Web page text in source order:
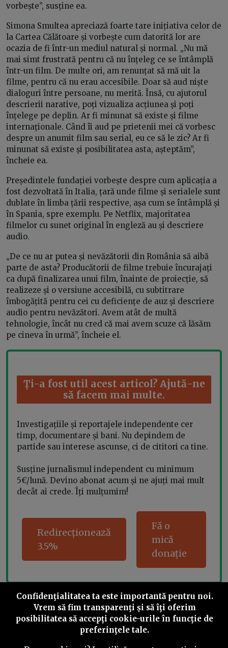
vorbește”, susține ea.
Simona Smultea apreciază foarte tare inițiativa celor de
la Cartea Călătoare și vorbește cum datorită lor are
ocazia de fi într-un mediul natural și normal. „Nu mă
mai simt frustrată pentru că nu înțeleg ce se întâmplă
într-un film. De multe ori, am renunțat să mă uit la
filme, pentru că nu erau accesibile. Doar să aud niște
dialoguri între persoane, nu merită. Însă, cu ajutorul
descrierii narative, poți vizualiza acțiunea și poți
înțelege pe deplin. Ar fi minunat să existe și filme
internaționale. Când îi aud pe prietenii mei că vorbesc
despre un anumit film sau serial, eu ce să le zic? Ar fi
minunat să existe și posibilitatea asta, așteptăm”,
încheie ea.
Președintele fundației vorbește despre cum aplicația a
fost dezvoltată în Italia, țară unde filme și serialele sunt
dublate în limba țării respective, așa cum se întâmplă și
în Spania, spre exemplu. Pe Netflix, majoritatea
filmelor cu sunet original în engleză au și descriere
audio.
„De ce nu ar putea și nevăzătorii din România să aibă
parte de asta? Producătorii de filme trebuie încurajați
ca după finalizarea unui film, înainte de proiecție, să
realizeze și o versiune accesibilă, cu subtitrare
îmbogățită pentru cei cu deficiențe de auz și descriere
audio pentru nevăzători. Avem atât de multă
tehnologie, încât nu cred că mai avem scuze că lăsăm
pe cineva în urmă”, încheie el.
Ți-a fost util acest articol? Ajută-ne
să facem mai multe.
Investigațiile și reportajele independente cer
timp, documentare și bani. Nu depindem de
partide sau interese ascunse, ci de cititori ca tine.
Susține jurnalismul independent cu minimum
5€/lună. Devino abonat acum și ne ajuți mai mult
decât ai crede. Îți mulțumim!
Redirecționează
3.5%
Fă o
mică
donație
Share this
Confidenţialitatea ta este importantă pentru noi.
Vrem să fim transparenţi și să îţi oferim
posibilitatea să accepţi cookie-urile în funcţie de
preferinţele tale.